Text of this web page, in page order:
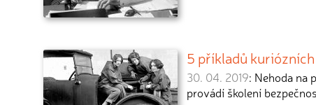
5 příkladů
30. 04. 2019: Nehoda na
provádí školení